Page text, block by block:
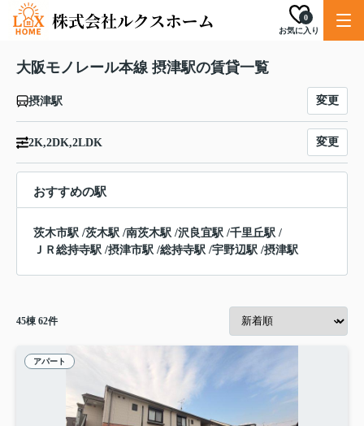
お気に入り
0
大阪モノレール本線 摂津駅の賃貸一覧
摂津駅 変更
2K,2DK,2LDK 変更
おすすめの駅
茨木市駅 /茨木駅 /南茨木駅 /沢良宜駅 /千里丘駅 /
ＪＲ総持寺駅 /摂津市駅 /総持寺駅 /宇野辺駅 /摂津駅
45棟 62件
アパート